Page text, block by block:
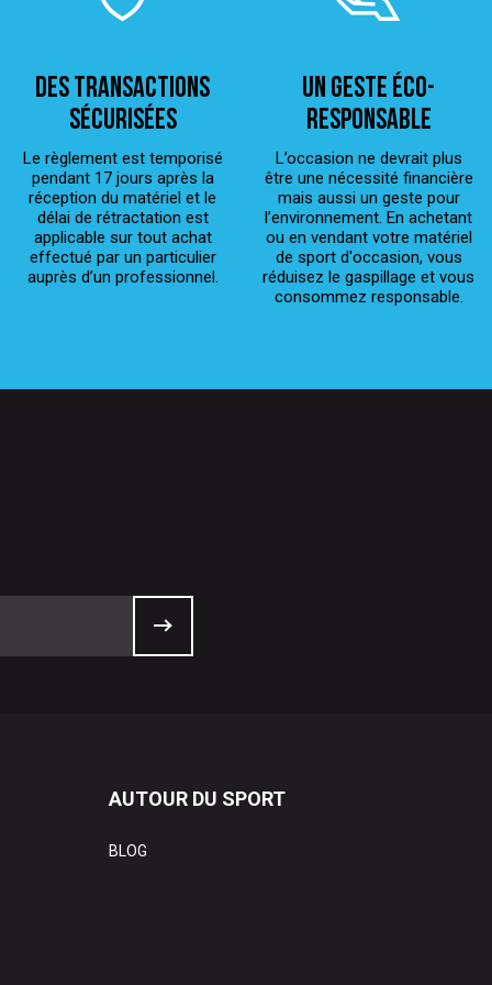
Des transactions
sécurisées
Le règlement est temporisé
pendant 17 jours après la
réception du matériel et le
délai de rétractation est
applicable sur tout achat
effectué par un particulier
auprès d’un professionnel.
Un geste éco-
responsable
L’occasion ne devrait plus
être une nécessité financière
mais aussi un geste pour
l’environnement. En achetant
ou en vendant votre matériel
de sport d'occasion, vous
réduisez le gaspillage et vous
consommez responsable.
AUTOUR DU SPORT
BLOG